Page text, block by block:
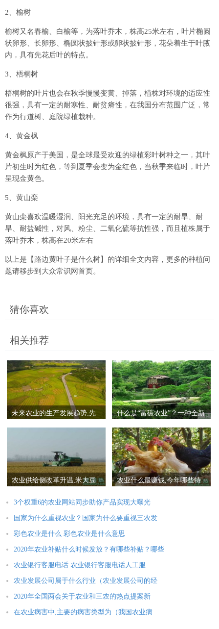
2、榆树
榆树又名春榆、白榆等，为落叶乔木，株高25米左右，叶片椭圆
状卵形、长卵形、椭圆状披针形或卵状披针形，花朵着生于叶腋
内，具有先花后叶的特点。
3、梧桐树
梧桐树的叶片也会在秋季慢慢变黄、掉落，植株对环境的适应性
很强，具有一定的耐寒性、耐贫瘠性，在我国分布范围广泛，常
作为行道树、庭院绿植栽种。
4、黄金枫
黄金枫原产于美国，是全球最受欢迎的绿植彩叶树种之一，其叶
片初生时为红色，等到夏季会变为金红色，当秋季来临时，叶片
呈现金黄色。
5、黄山栾
黄山栾喜欢温暖湿润、阳光充足的环境，具有一定的耐旱、耐
旱、耐盐碱性，对风、粉尘、二氧化硫等抗性强，而且植株属于
落叶乔木，株高在20米左右
以上是【路边黄叶子是什么树】的详细全文内容，更多的种植问
题请移步到大众常识网首页。
猜你喜欢
相关推荐
未来农业的生产发展趋势,先
什么是“富碳农业”？一种全新
农业供给侧改革升温,米大豆
农业什么最赚钱,今年哪些特
3个权重6的农业网站同步助你产品实现大曝光
国家为什么重视农业？国家为什么要重视三农发
彩色农业是什么 彩色农业是什么意思
2020年农业补贴什么时候发放？有哪些补贴？哪些
农业银行客服电话 农业银行客服电话人工服
农业发展公司属于什么行业（农业发展公司的经
2020年全国两会关于农业和三农的热点提案新
在农业病害中,主要的病害类型为（我国农业病